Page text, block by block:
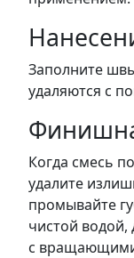
Заполните
удаляются с
Когда смесь
удалите
промывайте
чистой
с